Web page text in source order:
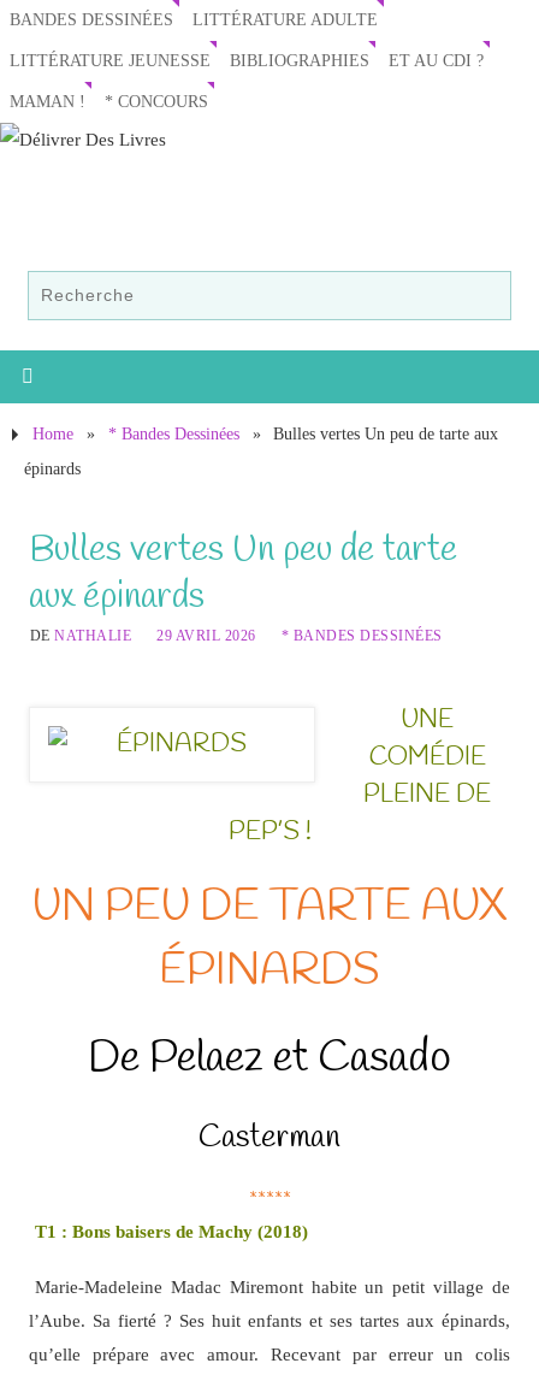
BANDES DESSINÉES LITTÉRATURE ADULTE
LITTÉRATURE JEUNESSE BIBLIOGRAPHIES ET AU CDI ?
MAMAN ! * CONCOURS
Home » * Bandes Dessinées »
Bulles vertes Un peu de tarte aux
épinards
Bulles vertes Un peu de tarte
aux épinards
DENATHALIE 29 AVRIL 2026 * BANDES DESSINÉES
UNE
COMÉDIE
PLEINE DE
PEP’S !
UN PEU DE TARTE AUX
ÉPINARDS
De Pelaez et Casado
Casterman
*****
T1 : Bons baisers de Machy (2018)
Marie-Madeleine Madac Miremont habite un petit village de
l’Aube. Sa fierté ? Ses huit enfants et ses tartes aux épinards,
qu’elle prépare avec amour. Recevant par erreur un colis